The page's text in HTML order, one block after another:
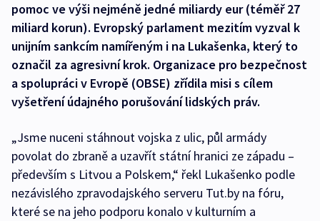
pomoc ve výši nejméně jedné miliardy eur (téměř 27
miliard korun). Evropský parlament mezitím vyzval k
unijním sankcím namířeným i na Lukašenka, který to
označil za agresivní krok. Organizace pro bezpečnost
a spolupráci v Evropě (OBSE) zřídila misi s cílem
vyšetření údajného porušování lidských práv.
„Jsme nuceni stáhnout vojska z ulic, půl armády
povolat do zbraně a uzavřít státní hranici ze západu –
především s Litvou a Polskem,“ řekl Lukašenko podle
nezávislého zpravodajského serveru Tut.by na fóru,
které se na jeho podporu konalo v kulturním a